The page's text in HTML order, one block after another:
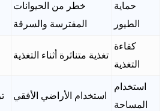
حماية
الطيور
خطر من الحيوانات
المفترسة والسرقة
كفاءة
التغذية
تغذية متناثرة أثناء التغذية
استخدام
المساحة
استخدام الأراضي الأفقي